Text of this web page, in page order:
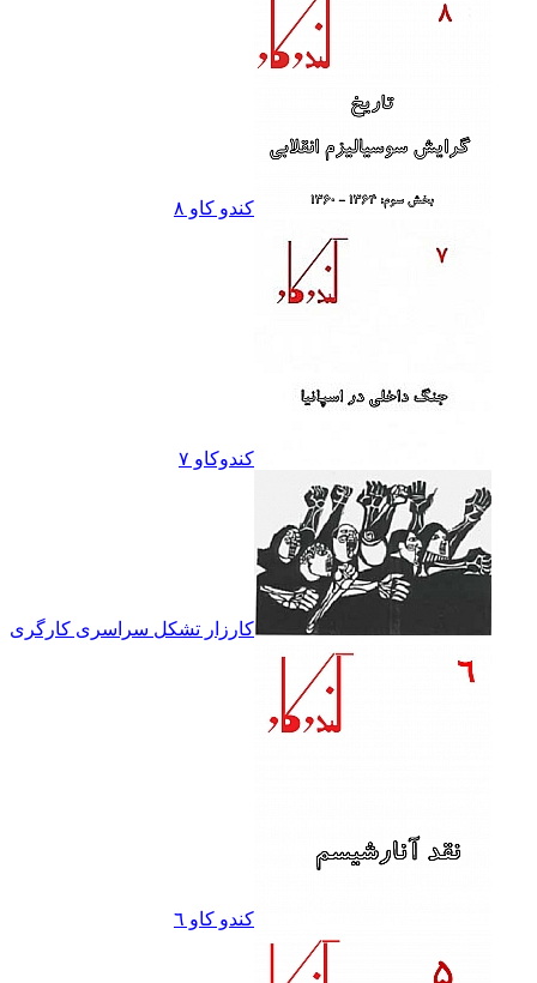
کندو کاو ٨
کندوکاو ۷
کارزار تشکل سراسرى کارگرى
کندو کاو ٦